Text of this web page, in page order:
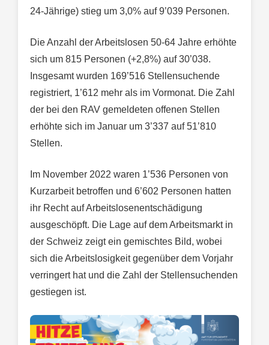
24-Jährige) stieg um 3,0% auf 9’039 Personen.
Die Anzahl der Arbeitslosen 50-64 Jahre erhöhte
sich um 815 Personen (+2,8%) auf 30’038.
Insgesamt wurden 169’516 Stellensuchende
registriert, 1’612 mehr als im Vormonat. Die Zahl
der bei den RAV gemeldeten offenen Stellen
erhöhte sich im Januar um 3’337 auf 51’810
Stellen.
Im November 2022 waren 1’536 Personen von
Kurzarbeit betroffen und 6’602 Personen hatten
ihr Recht auf Arbeitslosenentschädigung
ausgeschöpft. Die Lage auf dem Arbeitsmarkt in
der Schweiz zeigt ein gemischtes Bild, wobei
sich die Arbeitslosigkeit gegenüber dem Vorjahr
verringert hat und die Zahl der Stellensuchenden
gestiegen ist.